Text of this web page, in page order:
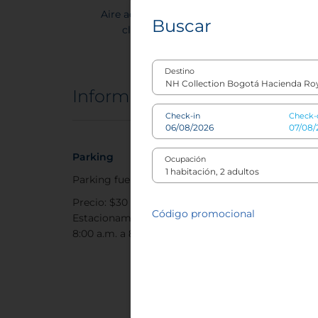
Aire acondicionado o
climatizador
Información del hotel
Parking
Parking fuera del hotel
Precio: $30 USD / día
Estacionamiento disponible de
8:00 a.m. a 8:00 p.m.
Buscar
Destino
Check-in
Ocupación
Código promocional